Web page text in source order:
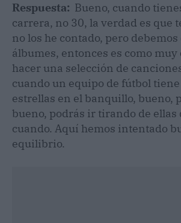
Respuesta: Bueno, cuando
carrera, no 30, la verdad es que
no los he contado, pero
álbumes, entonces es como
hacer una selección de
cuando un equipo de fútbol
estrellas en el banquillo, bueno,
bueno, podrás ir tirando de ellas
cuando. Aquí hemos intentado
equilibrio.